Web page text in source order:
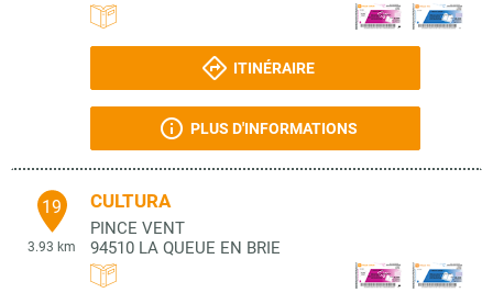
ITINÉRAIRE
PLUS D'INFORMATIONS
19
3.93 km
CULTURA
PINCE VENT
94510 LA QUEUE EN BRIE